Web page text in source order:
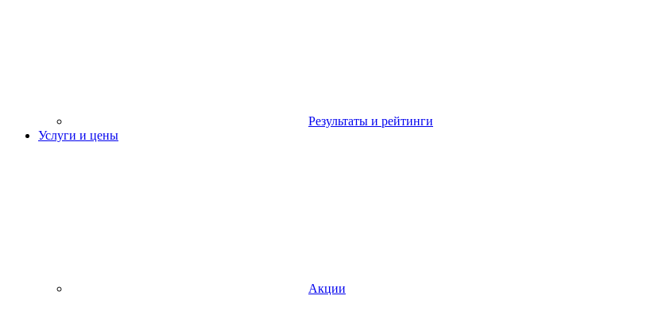
Результаты и рейтинги
Услуги и цены
Акции